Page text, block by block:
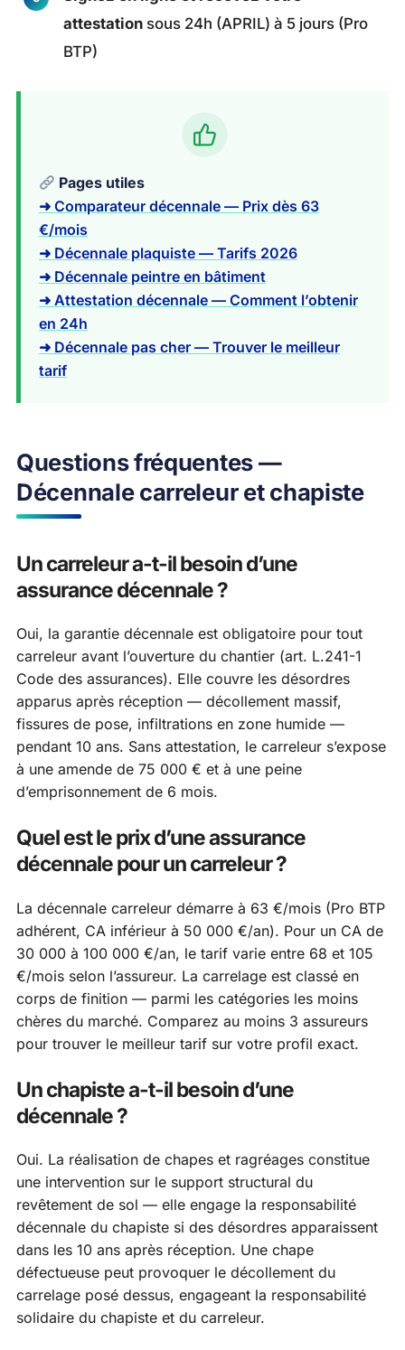
attestation sous 24h (APRIL) à 5 jours (Pro
BTP)
Pages utiles
➜ Comparateur décennale — Prix dès 63
€/mois
➜ Décennale plaquiste — Tarifs 2026
➜ Décennale peintre en bâtiment
➜ Attestation décennale — Comment l’obtenir
en 24h
➜ Décennale pas cher — Trouver le meilleur
tarif
Questions fréquentes —
Décennale carreleur et chapiste
Un carreleur a-t-il besoin d’une
assurance décennale ?
Oui, la garantie décennale est obligatoire pour tout
carreleur avant l’ouverture du chantier (art. L.241-1
Code des assurances). Elle couvre les désordres
apparus après réception — décollement massif,
fissures de pose, infiltrations en zone humide —
pendant 10 ans. Sans attestation, le carreleur s’expose
à une amende de 75 000 € et à une peine
d’emprisonnement de 6 mois.
Quel est le prix d’une assurance
décennale pour un carreleur ?
La décennale carreleur démarre à 63 €/mois (Pro BTP
adhérent, CA inférieur à 50 000 €/an). Pour un CA de
30 000 à 100 000 €/an, le tarif varie entre 68 et 105
€/mois selon l’assureur. La carrelage est classé en
corps de finition — parmi les catégories les moins
chères du marché. Comparez au moins 3 assureurs
pour trouver le meilleur tarif sur votre profil exact.
Un chapiste a-t-il besoin d’une
décennale ?
Oui. La réalisation de chapes et ragréages constitue
une intervention sur le support structural du
revêtement de sol — elle engage la responsabilité
décennale du chapiste si des désordres apparaissent
dans les 10 ans après réception. Une chape
défectueuse peut provoquer le décollement du
carrelage posé dessus, engageant la responsabilité
solidaire du chapiste et du carreleur.